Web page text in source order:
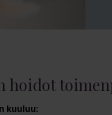
hoidot
kuuluu: